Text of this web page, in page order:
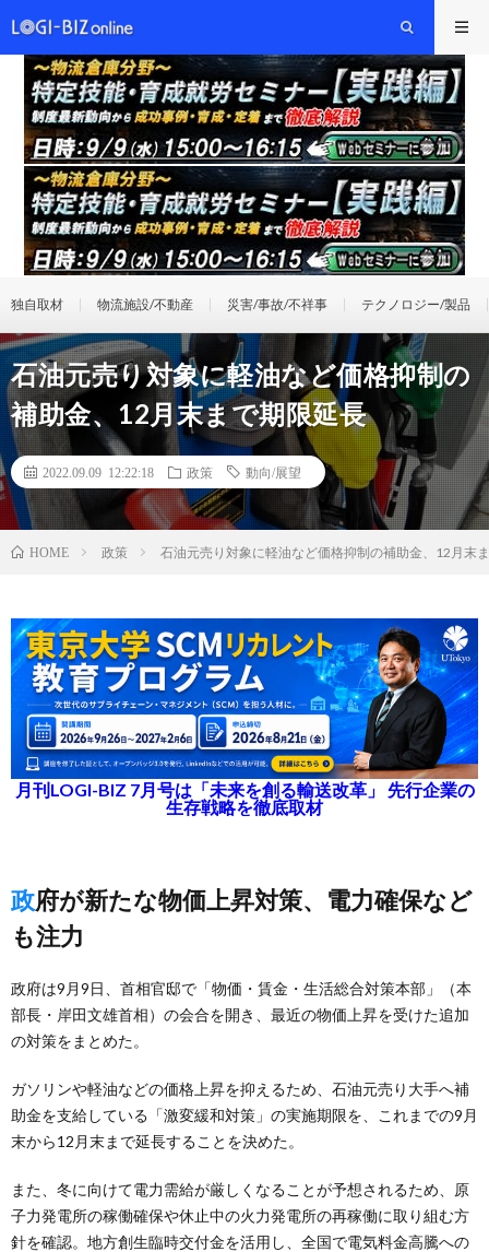
独自取材 物流施設/不動産 災害/事故/不祥事 テクノロジー/製品
石油元売り対象に軽油など価格抑制の
補助金、12月末まで期限延長
2022.09.09 12:22:18 政策 動向/展望
HOME 政策 石油元売り対象に軽油など価格抑制の補助金、12月末
月刊LOGI-BIZ 7月号は「未来を創る輸送改革」 先行企業の
生存戦略を徹底取材
政府が新たな物価上昇対策、電力確保など
も注力
政府は9月9日、首相官邸で「物価・賃金・生活総合対策本部」（本
部長・岸田文雄首相）の会合を開き、最近の物価上昇を受けた追加
の対策をまとめた。
ガソリンや軽油などの価格上昇を抑えるため、石油元売り大手へ補
助金を支給している「激変緩和対策」の実施期限を、これまでの9月
末から12月末まで延長することを決めた。
また、冬に向けて電力需給が厳しくなることが予想されるため、原
子力発電所の稼働確保や休止中の火力発電所の再稼働に取り組む方
針を確認。地方創生臨時交付金を活用し、全国で電気料金高騰への